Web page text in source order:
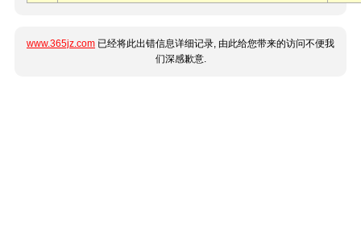
www.365jz.com 已经将此出错信息详细记录, 由此给您带来的访问不便我
们深感歉意.